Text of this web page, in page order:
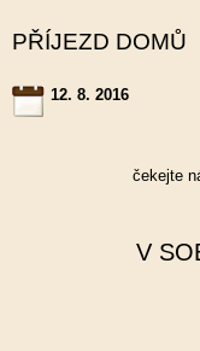
PŘÍJEZD DOMŮ
12. 8. 2016
čekejte
V